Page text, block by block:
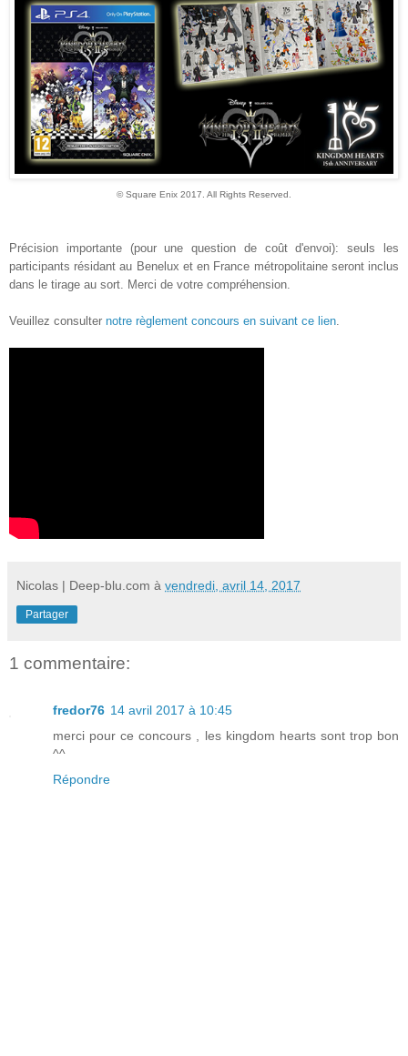
©Square Enix 2017 . All Rights Reserved
Précision importante (pour une question de coût d'envoi): seuls les
participants résidant au Benelux et en France métropolitaine seront inclus
dans le tirage au sort. Merci de votre compréhension.
Veuillez consulter notre règlement concours en suivant ce lien
Nicolas | Deep-blu.com à vendredi, avril 14, 2017
Partager
1 commentaire:
fredor76 14 avril 2017 à 10:45
merci pour ce concours , les kingdom hearts sont trop bon
^^
Répondre